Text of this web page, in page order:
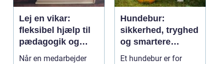
Lej en vikar:
fleksibel hjælp til
pædagogik og
sundhed
Når en medarbejder
Hundebur:
sikkerhed, tryghed
og smartere
hverdag med hund
Et hundebur er for